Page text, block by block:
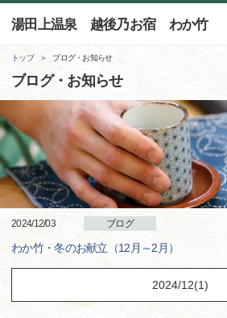
湯田上温泉 越後乃お宿 わか竹
トップ ブログ・お知らせ
ブログ・お知らせ
2024/12/03 ブログ
わか竹・冬のお献立（12月～2月）